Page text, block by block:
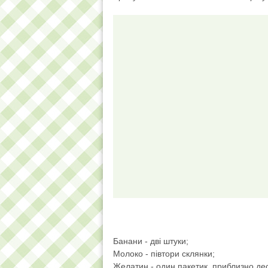
Банани - дві штуки;
Молоко - півтори склянки;